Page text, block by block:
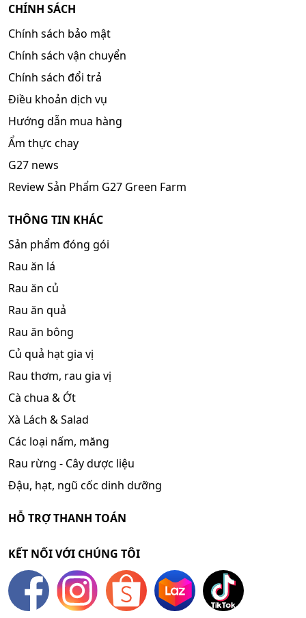
CHÍNH SÁCH
Chính sách bảo mật
Chính sách vận chuyển
Chính sách đổi trả
Điều khoản dịch vụ
Hướng dẫn mua hàng
Ẩm thực chay
G27 news
Review Sản Phẩm G27 Green Farm
THÔNG TIN KHÁC
Sản phẩm đóng gói
Rau ăn lá
Rau ăn củ
Rau ăn quả
Rau ăn bông
Củ quả hạt gia vị
Rau thơm, rau gia vị
Cà chua & Ớt
Xà Lách & Salad
Các loại nấm, măng
Rau rừng - Cây dược liệu
Đậu, hạt, ngũ cốc dinh dưỡng
HỖ TRỢ THANH TOÁN
KẾT NỐI VỚI CHÚNG TÔI